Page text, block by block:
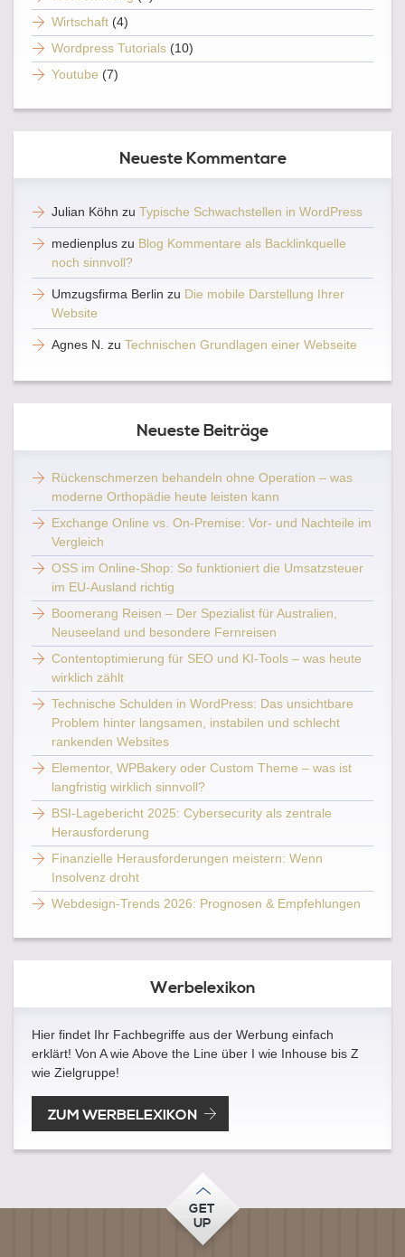
Wirtschaft (4)
Wordpress Tutorials (10)
Youtube (7)
Neueste Kommentare
Julian Köhn zu Typische Schwachstellen in WordPress
medienplus zu Blog Kommentare als Backlinkquelle
noch sinnvoll?
Umzugsfirma Berlin zu Die mobile Darstellung Ihrer
Website
Agnes N. zu Technischen Grundlagen einer Webseite
Neueste Beiträge
Rückenschmerzen behandeln ohne Operation – was
moderne Orthopädie heute leisten kann
Exchange Online vs. On-Premise: Vor- und Nachteile im
Vergleich
OSS im Online-Shop: So funktioniert die Umsatzsteuer
im EU-Ausland richtig
Boomerang Reisen – Der Spezialist für Australien,
Neuseeland und besondere Fernreisen
Contentoptimierung für SEO und KI-Tools – was heute
wirklich zählt
Technische Schulden in WordPress: Das unsichtbare
Problem hinter langsamen, instabilen und schlecht
rankenden Websites
Elementor, WPBakery oder Custom Theme – was ist
langfristig wirklich sinnvoll?
BSI-Lagebericht 2025: Cybersecurity als zentrale
Herausforderung
Finanzielle Herausforderungen meistern: Wenn
Insolvenz droht
Webdesign-Trends 2026: Prognosen & Empfehlungen
Werbelexikon
Hier findet Ihr Fachbegriffe aus der Werbung einfach
erklärt! Von A wie Above the Line über I wie Inhouse bis Z
wie Zielgruppe!
ZUM WERBELEXIKON
GET
UP